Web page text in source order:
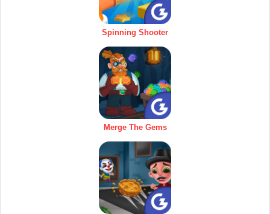
Spinning Shooter
Merge The Gems